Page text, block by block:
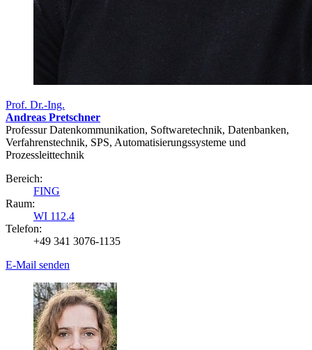
Prof. Dr.-Ing.
Andreas Pretschner
Professur Datenkommunikation, Softwaretechnik, Datenbanken,
Verfahrenstechnik, SPS, Automatisierungssysteme und
Prozessleittechnik
Bereich:
FING
Raum:
WI 112.4
Telefon:
+49 341 3076-1135
E-Mail senden